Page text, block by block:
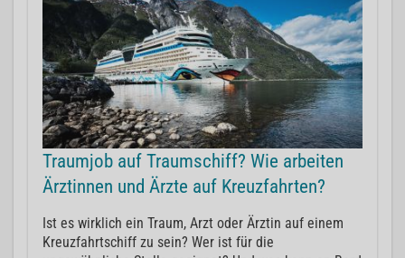
Traumjob auf Traumschiff? Wie arbeiten
Ärztinnen und Ärzte auf Kreuzfahrten?
Ist es wirklich ein Traum, Arzt oder Ärztin auf einem
Kreuzfahrtschiff zu sein? Wer ist für die